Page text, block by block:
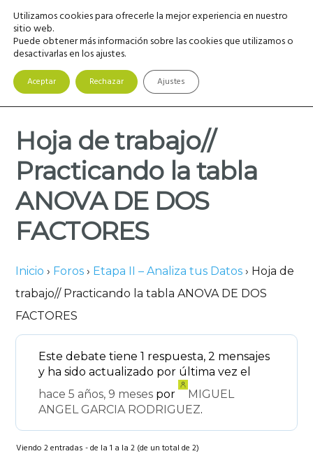
Saltar
navegación
principal
Saltar
contenido
principal
Saltar
barra
lateral
principal
MENU
Hoja de trabajo//
Practicando la tabla
ANOVA DE DOS
FACTORES
Inicio › Foros › Etapa II – Analiza tus Datos › Hoja de
trabajo// Practicando la tabla ANOVA DE DOS
FACTORES
Este debate tiene 1 respuesta, 2 mensajes
y ha sido actualizado por última vez el
hace 5 años, 9 meses por
MIGUEL
ANGEL GARCIA RODRIGUEZ.
Viendo 2 entradas - de la 1 a la 2 (de un total de 2)
Utilizamos cookies para ofrecerle la mejor experiencia en nuestro
sitio web.
Puede obtener más información sobre las cookies que utilizamos o
desactivarlas en los ajustes.
Aceptar Rechazar Ajustes